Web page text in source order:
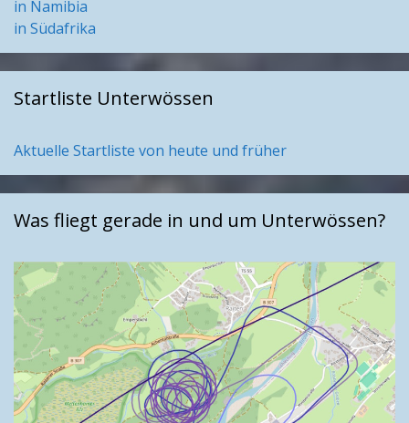
in Namibia
in Südafrika
Startliste Unterwössen
Aktuelle Startliste von heute und früher
Was fliegt gerade in und um Unterwössen?